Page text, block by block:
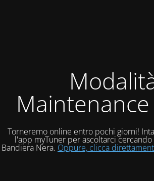
Maintenance
Torneremo online entro pochi giorni!
l'app myTuner per ascoltarci cercando
Bandiera Nera. Oppure, clicca